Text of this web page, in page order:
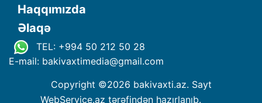
Haqqımızda
Əlaqə
TEL: +994 50 212 50 28
E-mail: bakivaxtimedia@gmail.com
Copyright ©2026 bakivaxti.az. Sayt
WebService.az tərəfindən hazırlanıb.